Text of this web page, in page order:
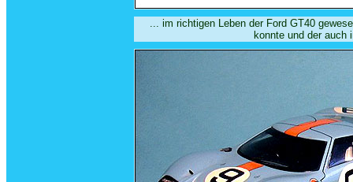
... im richtigen Leben der Ford GT40
konnte und der auch